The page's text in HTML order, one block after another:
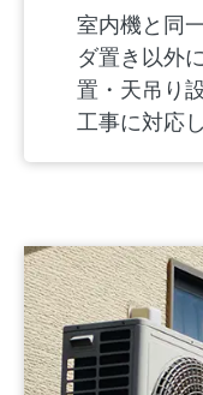
室内機と同
ダ置き以外
置・天吊り
工事に対応